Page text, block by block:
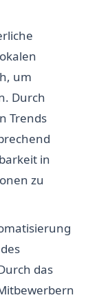
um
Durch
Trends
in
zu
das